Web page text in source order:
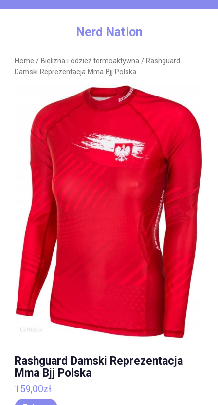
Nerd Nation
Home / Bielizna i odzież termoaktywna / Rashguard
Damski Reprezentacja Mma Bjj Polska
Rashguard Damski Reprezentacja
Mma Bjj Polska
159,00zł